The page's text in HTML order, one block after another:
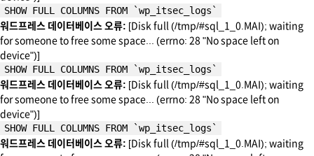
SHOW FULL COLUMNS FROM `wp_itsec_logs`
워드프레스 데이터베이스 오류: [Disk full (/tmp/#sql_1_0.MAI); waiting
for someone to free some space... (errno: 28 "No space left on
device")]
SHOW FULL COLUMNS FROM `wp_itsec_logs`
워드프레스 데이터베이스 오류: [Disk full (/tmp/#sql_1_0.MAI); waiting
for someone to free some space... (errno: 28 "No space left on
device")]
SHOW FULL COLUMNS FROM `wp_itsec_logs`
워드프레스 데이터베이스 오류: [Disk full (/tmp/#sql_1_0.MAI); waiting